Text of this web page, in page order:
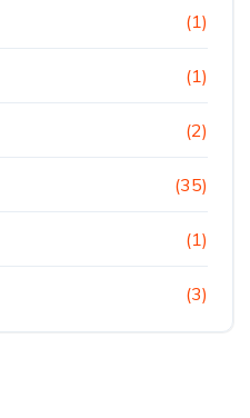
(1)
(1)
(2)
(35)
(1)
(3)